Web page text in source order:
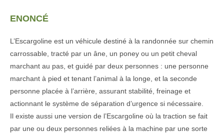
ENONCÉ
L’Escargoline est un véhicule destiné à la randonnée sur chemin
carrossable, tracté par un âne, un poney ou un petit cheval
marchant au pas, et guidé par deux personnes : une personne
marchant à pied et tenant l’animal à la longe, et la seconde
personne placée à l’arrière, assurant stabilité, freinage et
actionnant le système de séparation d’urgence si nécessaire.
Il existe aussi une version de l’Escargoline où la traction se fait
par une ou deux personnes reliées à la machine par une sorte